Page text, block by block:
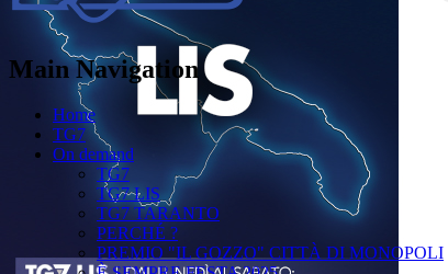
Main Navigation
Home
TG7
On demand
TG7
TG7 LIS
TG7 TARANTO
PERCHÉ ?
PREMIO "IL GOZZO" CITTÀ DI MONOPOLI